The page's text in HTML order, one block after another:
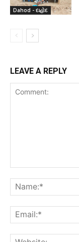
Dahod - દાહોદ
LEAVE A REPLY